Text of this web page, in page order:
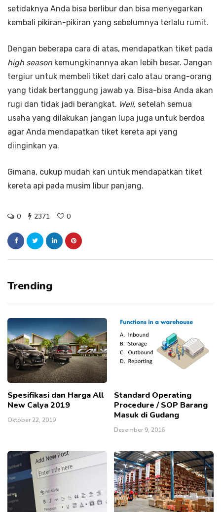
setidaknya Anda bisa berlibur dan bisa menyegarkan
kembali pikiran-pikiran yang sebelumnya terlalu rumit.
Dengan beberapa cara di atas, mendapatkan tiket pada
high season kemungkinannya akan lebih besar. Jangan
tergiur untuk membeli tiket dari calo atau orang-orang
yang tidak bertanggung jawab ya. Bisa-bisa Anda akan
rugi dan tidak jadi berangkat. Well, setelah semua
usaha yang dilakukan jangan lupa juga untuk berdoa
agar Anda mendapatkan tiket kereta api yang
diinginkan ya.
Gimana, cukup mudah kan untuk mendapatkan tiket
kereta api pada musim libur panjang.
0 2371 0
Trending
Spesifikasi dan Harga All
New Calya 2019
Oktober 22, 2019
Standard Operating
Procedure / SOP Barang
Masuk di Gudang
Desember 9, 2016